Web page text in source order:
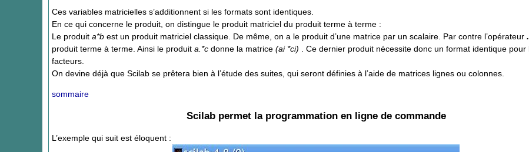
Ces variables matricielles s’additionnent si les formats sont identiques.
En ce qui concerne le produit, on distingue le produit matriciel du produit terme à terme :
Le produit a*b est un produit matriciel classique. De même, on a le produit d’une matrice par un scalaire. Par contre l’opérateur
produit terme à terme. Ainsi le produit a.*c donne la matrice (ai *ci)
. Ce dernier produit nécessite donc un format identique pour
facteurs.
On devine déjà que Scilab se prêtera bien à l’étude des suites, qui seront définies à l’aide de matrices lignes ou colonnes.
sommaire
Scilab permet la programmation en ligne de commande
L’exemple qui suit est éloquent :